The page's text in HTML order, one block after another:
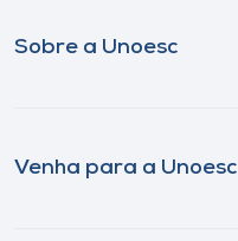
Sobre a Unoesc
Venha para a Unoesc